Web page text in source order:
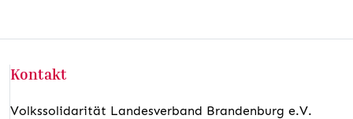
Kontakt
Volkssolidarität Landesverband Brandenburg e.V.